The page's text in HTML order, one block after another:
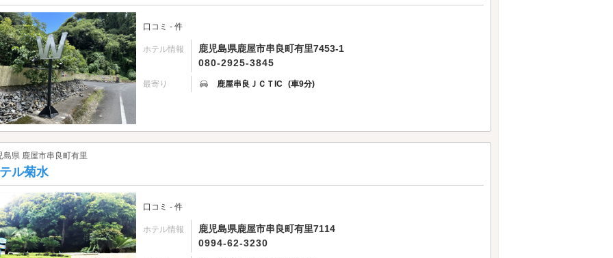
口コミ - 件
ホテル情報
鹿児島県鹿屋市串良町有里7453-1
080-2925-3845
最寄り 鹿屋串良ＪＣＴIC (車9分)
島県 鹿屋市串良町有里
ル菊水
口コミ - 件
ホテル情報
鹿児島県鹿屋市串良町有里7114
0994-62-3230